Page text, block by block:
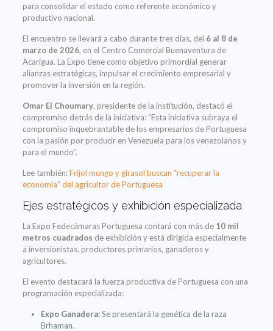
para consolidar el estado como referente económico y
productivo nacional.
El encuentro se llevará a cabo durante tres días, del 6 al 8 de
marzo de 2026, en el Centro Comercial Buenaventura de
Acarigua. La Expo tiene como objetivo primordial generar
alianzas estratégicas, impulsar el crecimiento empresarial y
promover la inversión en la región.
Omar El Choumary, presidente de la institución, destacó el
compromiso detrás de la iniciativa: “Esta iniciativa subraya el
compromiso inquebrantable de los empresarios de Portuguesa
con la pasión por producir en Venezuela para los venezolanos y
para el mundo”.
Lee también:Frijol mungo y girasol buscan “recuperar la
economía” del agricultor de Portuguesa
Ejes estratégicos y exhibición especializada
La Expo Fedecámaras Portuguesa contará con más de 10 mil
metros cuadrados de exhibición y está dirigida especialmente
a inversionistas, productores primarios, ganaderos y
agricultores.
El evento destacará la fuerza productiva de Portuguesa con una
programación especializada:
Expo Ganadera:Se presentará la genética de la raza
Brhaman.